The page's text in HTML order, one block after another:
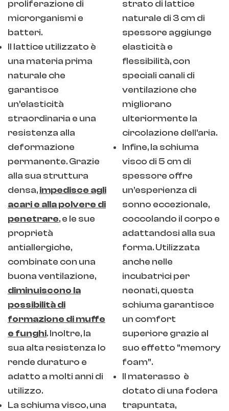
proliferazione di
microrganismi e
batteri.
Il lattice utilizzato è
una materia prima
naturale che
garantisce
un'elasticità
straordinaria e una
resistenza alla
deformazione
permanente. Grazie
alla sua struttura
densa,impedisce agli
acari e alla polvere di
penetrare, e le sue
proprietà
antiallergiche,
combinate con una
buona ventilazione,
diminuiscono la
possibilità di
formazione di muffe
e funghi. Inoltre, la
sua alta resistenza lo
rende duraturo e
adatto a molti anni di
utilizzo.
La schiuma visco, una
strato di lattice
naturale di 3 cm di
spessore aggiunge
elasticità e
flessibilità, con
speciali canali di
ventilazione che
migliorano
ulteriormente la
circolazione dell'aria.
Infine, la schiuma
visco di 5 cm di
spessore offre
un’esperienza di
sonno eccezionale,
coccolando il corpo e
adattandosi alla sua
forma. Utilizzata
anche nelle
incubatrici per
neonati, questa
schiuma garantisce
un comfort
superiore grazie al
suo effetto "memory
foam".
Il materasso è
dotato di una fodera
trapuntata,